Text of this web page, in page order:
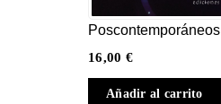
Poscontemporáneos
16,00 €
Añadir al carrito